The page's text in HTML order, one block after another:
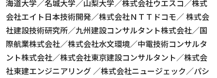
海道大学／名城大学／山梨大学／株式会社ウエスコ／株式
会社エイト日本技術開発／株式会社ＮＴＴドコモ／ 株式会
社建設技術研究所／九州建設コンサルタント株式会社／国
際航業株式会社／株式会社水文環境／中電技術コンサルタ
ント株式会社／株式会社東京建設コンサルタント／株式会
社東建エンジニアリング ／株式会社ニュージェック／パシ